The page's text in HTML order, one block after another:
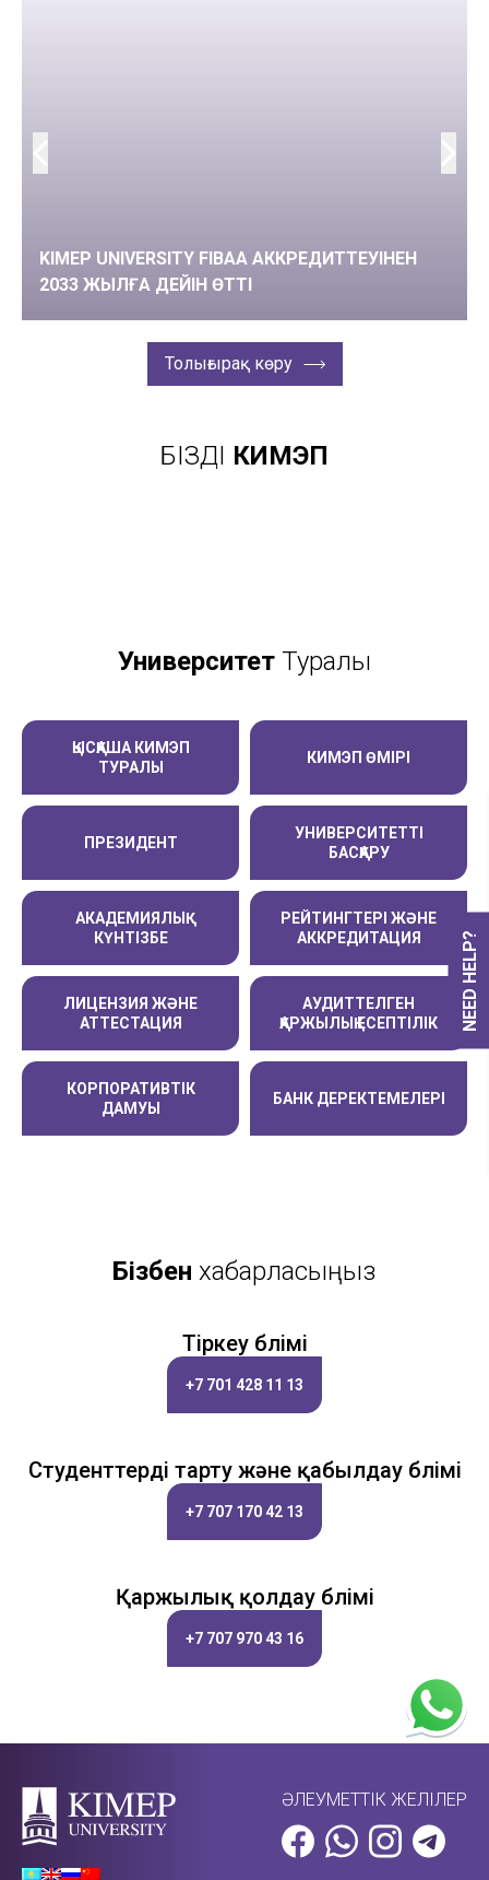
NEED HELP?
KIMEP UNIVERSITY FIBAA АККРЕДИТТЕУІНЕН
2033 ЖЫЛҒА ДЕЙІН ӨТТІ
Толығырақ көру
БІЗДІҢ КИМЭП
Университет Туралы
ҚЫСҚАША КИМЭП
ТУРАЛЫ
КИМЭП ӨМІРІ
ПРЕЗИДЕНТ
УНИВЕРСИТЕТТІ
БАСҚАРУ
АКАДЕМИЯЛЫҚ
КҮНТІЗБЕ
РЕЙТИНГТЕРІ ЖӘНЕ
АККРЕДИТАЦИЯ
ЛИЦЕНЗИЯ ЖӘНЕ
АТТЕСТАЦИЯ
АУДИТТЕЛГЕН
ҚАРЖЫЛЫҚ ЕСЕПТІЛІК
КОРПОРАТИВТІК
ДАМУЫ
БАНК ДЕРЕКТЕМЕЛЕРІ
Бізбен хабарласыңыз
Тіркеу бөлімі
+7 701 428 11 13
Студенттерді тарту және қабылдау бөлімі
+7 707 170 42 13
Қаржылық қолдау бөлімі
+7 707 970 43 16
ӘЛЕУМЕТТІК ЖЕЛІЛЕР